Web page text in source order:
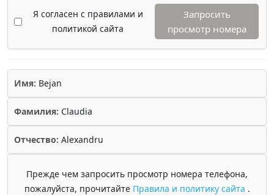
Я согласен с правилами и
политикой сайта
Запросить
просмотр номера
Имя: Bejan
Фамилия: Claudia
Отчество: Alexandru
Прежде чем запросить просмотр номера телефона,
пожалуйста, прочитайте Правила и политику сайта .